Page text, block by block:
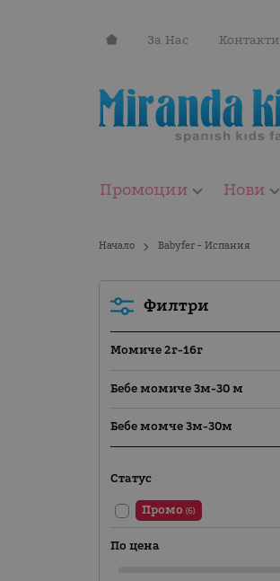
За Нас Контакти
Промоции Нови
Начало Babyfer - Испания
Филтри
Момиче 2г-16г
Бебе момиче 3м-30 м
Бебе момче 3м-30м
Статус
Промо (6)
По цена